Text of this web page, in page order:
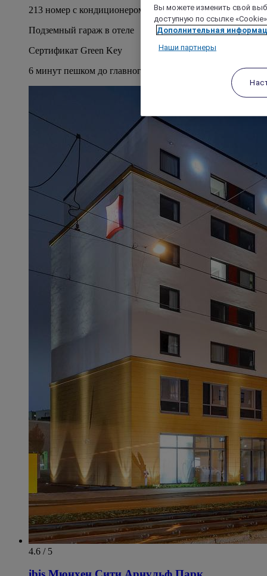
213 номер с кондиционером
Подземный гараж в отеле
Сертификат Green Key
6 минут пешком до главного вокзала Мюнхена
4.6 / 5
Вы можете изменить свой
доступную по ссылке
Дополнительная
Наши партнеры